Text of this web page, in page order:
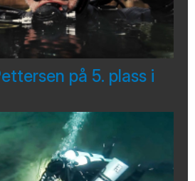
på 5. plass i